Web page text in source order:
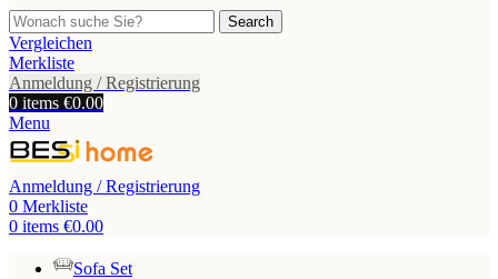
Search
Vergleichen
Merkliste
Anmeldung / Registrierung
0 items €0.00
Menu
Anmeldung / Registrierung
0 Merkliste
0 items €0.00
Sofa Set